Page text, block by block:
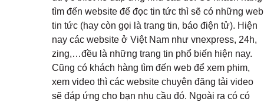
tìm đến website để đọc tin tức thì sẽ có những web
tin tức (hay còn gọi là trang tin, báo điện tử). Hiện
nay các website ở Việt Nam như vnexpress, 24h,
zing,…đều là những trang tin phổ biến hiện nay.
Cũng có khách hàng tìm đến web để xem phim,
xem video thì các website chuyên đăng tải video
sẽ đáp ứng cho bạn nhu cầu đó. Ngoài ra có có